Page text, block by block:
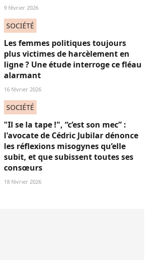
9 février 2026
SOCIÉTÉ
Les femmes politiques toujours
plus victimes de harcèlement en
ligne ? Une étude interroge ce fléau
alarmant
16 février 2026
SOCIÉTÉ
"Il se la tape !", “c’est son mec” :
l'avocate de Cédric Jubilar dénonce
les réflexions misogynes qu’elle
subit, et que subissent toutes ses
consœurs
18 février 2026